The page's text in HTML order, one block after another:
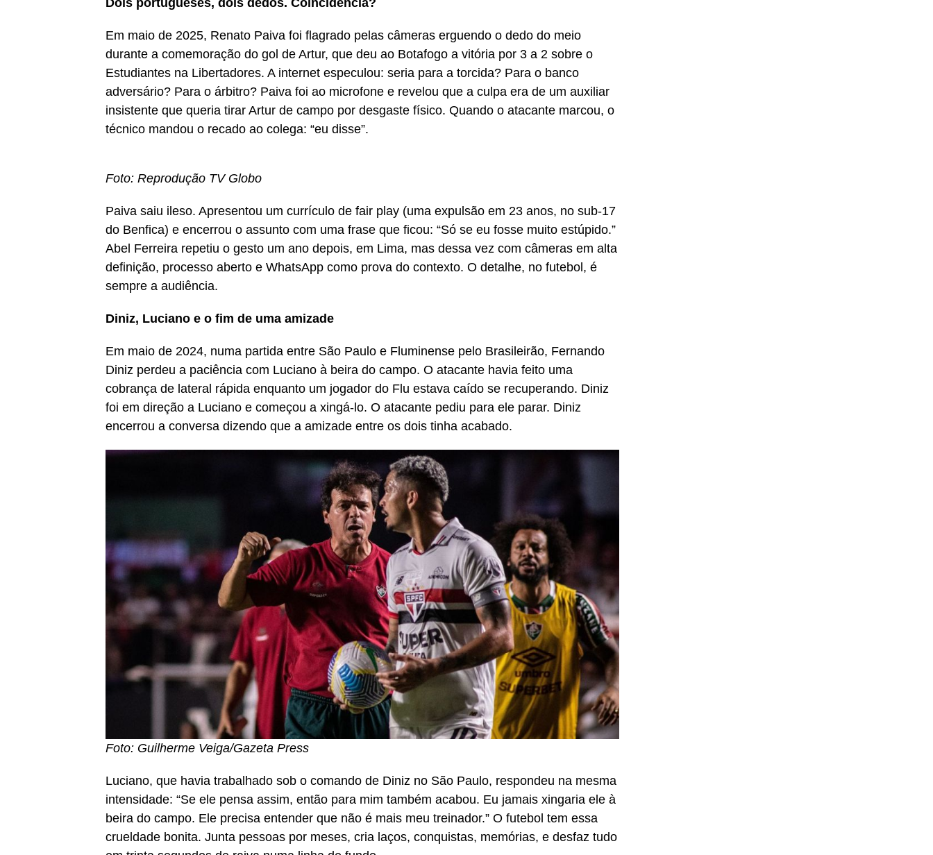
Dois portugueses, dois dedos. Coincidência?
Em maio de 2025, Renato Paiva foi flagrado pelas câmeras erguendo o dedo do meio
durante a comemoração do gol de Artur, que deu ao Botafogo a vitória por 3 a 2 sobre o
Estudiantes na Libertadores. A internet especulou: seria para a torcida? Para o banco
adversário? Para o árbitro? Paiva foi ao microfone e revelou que a culpa era de um auxiliar
insistente que queria tirar Artur de campo por desgaste físico. Quando o atacante marcou, o
técnico mandou o recado ao colega: “eu disse”.
Foto: Reprodução TV Globo
Paiva saiu ileso. Apresentou um currículo de fair play (uma expulsão em 23 anos, no sub-17
do Benfica) e encerrou o assunto com uma frase que ficou: “Só se eu fosse muito estúpido.”
Abel Ferreira repetiu o gesto um ano depois, em Lima, mas dessa vez com câmeras em alta
definição, processo aberto e WhatsApp como prova do contexto. O detalhe, no futebol, é
sempre a audiência.
Diniz, Luciano e o fim de uma amizade
Em maio de 2024, numa partida entre São Paulo e Fluminense pelo Brasileirão, Fernando
Diniz perdeu a paciência com Luciano à beira do campo. O atacante havia feito uma
cobrança de lateral rápida enquanto um jogador do Flu estava caído se recuperando. Diniz
foi em direção a Luciano e começou a xingá-lo. O atacante pediu para ele parar. Diniz
encerrou a conversa dizendo que a amizade entre os dois tinha acabado.
Foto: Guilherme Veiga/Gazeta Press
Luciano, que havia trabalhado sob o comando de Diniz no São Paulo, respondeu na mesma
intensidade: “Se ele pensa assim, então para mim também acabou. Eu jamais xingaria ele à
beira do campo. Ele precisa entender que não é mais meu treinador.” O futebol tem essa
crueldade bonita. Junta pessoas por meses, cria laços, conquistas, memórias, e desfaz tudo